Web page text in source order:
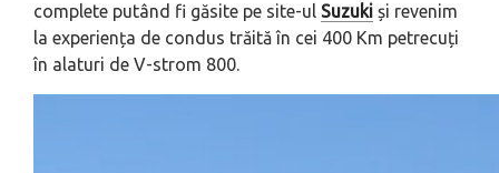
complete putând fi găsite pe site-ul Suzuki și revenim
la experiența de condus trăită în cei 400 Km petrecuți
în alaturi de V-strom 800.